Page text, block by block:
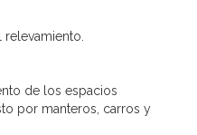
de los espacios
por manteros, carros y